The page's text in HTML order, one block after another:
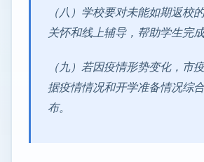
（八）学校要对未能如期返校
关怀和线上辅导，帮助学生完成
（九）若因疫情形势变化，市
据疫情情况和开学准备情况综
布。